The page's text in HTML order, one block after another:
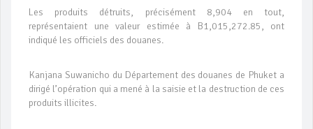
Les produits détruits, précisément 8,904 en tout,
représentaient une valeur estimée à B1,015,272.85, ont
indiqué les officiels des douanes.
Kanjana Suwanicho du Département des douanes de Phuket a
dirigé l’opération qui a mené à la saisie et la destruction de ces
produits illicites.